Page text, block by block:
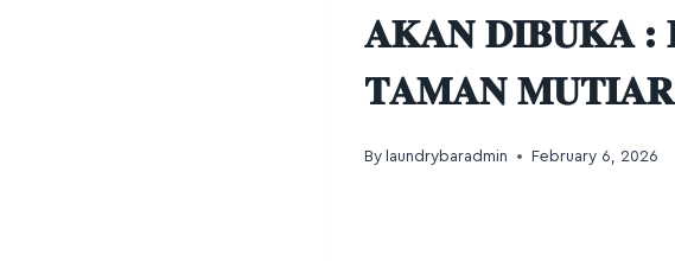
𝐀𝐊𝐀𝐍 𝐃𝐈𝐁𝐔𝐊𝐀
𝐓𝐀𝐌𝐀𝐍
By laundrybaradmin February 6, 2026